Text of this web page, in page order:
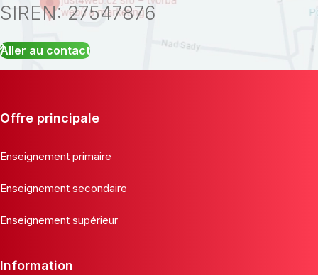
SIREN: 27547876
Aller au contact
Offre principale
Enseignement primaire
Enseignement secondaire
Enseignement supérieur
Information